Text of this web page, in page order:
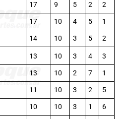
17 9 5 2
2
17 10 4 5
1
14 10 3 5 2
13 10 3 4
3
13 10 2 7
1
11 10 3 2
5
10 10 3 1
6